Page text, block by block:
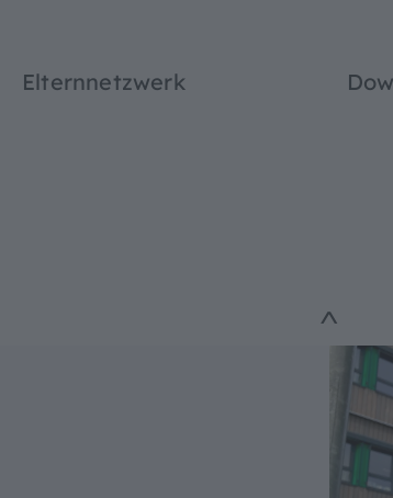
Elternnetzwerk
^